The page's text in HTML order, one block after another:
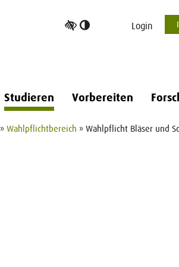
Login
Studieren Vorbereiten
» Wahlpflichtbereich » Wahlpflicht Bläser und